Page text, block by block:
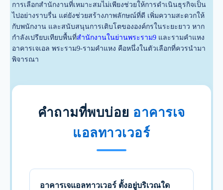
การเลือกสำนักงานที่เหมาะสมไม่เพียงช่วยให้การดำเนินธุรกิจเป็น
ไปอย่างราบรื่น แต่ยังช่วยสร้างภาพลักษณ์ที่ดี เพิ่มความสะดวกให้
กับพนักงาน และสนับสนุนการเติบโตขององค์กรในระยะยาว หาก
กำลังเปรียบเทียบพื้นที่สำนักงานในย่านพระราม9 และรามคำแหง
อาคารเจเอล พระราม9-รามคำแหง คือหนึ่งในตัวเลือกที่ควรนำมา
พิจารณา
คำถามที่พบบ่อย อาคารเจ
แอลทาวเวอร์
อาคารเจแอลทาวเวอร์ ตั้งอยู่บริเวณใด